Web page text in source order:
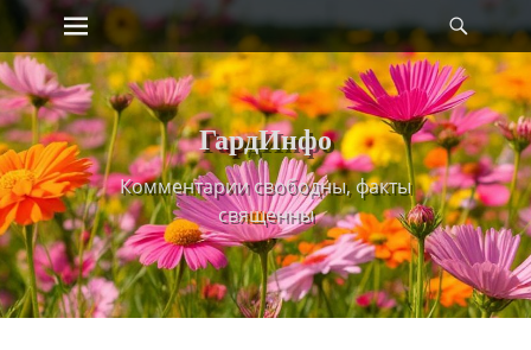
Skip
content
Primary Menu
ГардИнфо
Комментарии свободны, факты
священны